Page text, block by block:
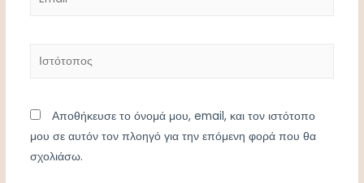
Ιστότοπος
Αποθήκευσε το όνομά μου, email, και τον ιστότοπο
μου σε αυτόν τον πλοηγό για την επόμενη φορά που θα
σχολιάσω.